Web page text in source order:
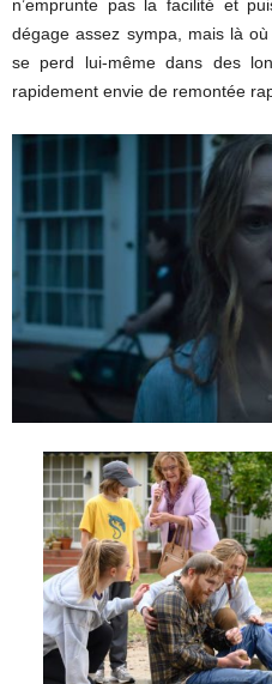
n’emprunte pas la facilité et
dégage assez sympa, mais là
se perd lui-même dans des
rapidement envie de remontée